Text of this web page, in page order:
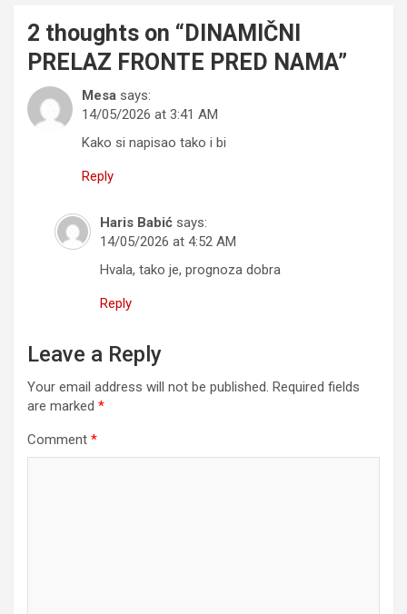
2 thoughts on “ DINAMIČNI
PRELAZ FRONTE PRED NAMA”
Mesa says:
14/05/2026 at 3:41 AM
Kako si napisao tako i bi
Reply
Haris Babić says:
14/05/2026 at 4:52 AM
Hvala, tako je, prognoza dobra
Reply
Leave a Reply
Your email address will not be published. Required fields
are marked *
Comment *